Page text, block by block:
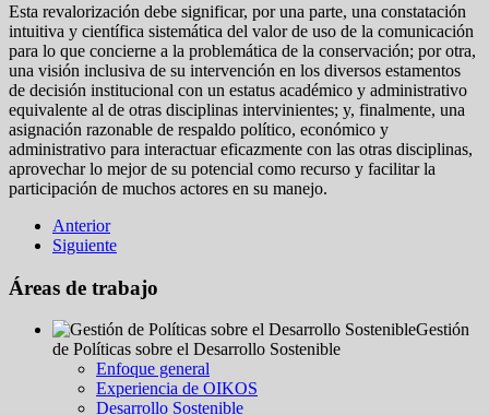
Esta revalorización debe significar, por una parte, una constatación
intuitiva y científica sistemática del valor de uso de la comunicación
para lo que concierne a la problemática de la conservación; por otra,
una visión inclusiva de su intervención en los diversos estamentos
de decisión institucional con un estatus académico y administrativo
equivalente al de otras disciplinas intervinientes; y, finalmente, una
asignación razonable de respaldo político, económico y
administrativo para interactuar eficazmente con las otras disciplinas,
aprovechar lo mejor de su potencial como recurso y facilitar la
participación de muchos actores en su manejo.
Anterior
Siguiente
Áreas de trabajo
Gestión
de Políticas sobre el Desarrollo Sostenible
Enfoque general
Experiencia de OIKOS
Desarrollo Sostenible